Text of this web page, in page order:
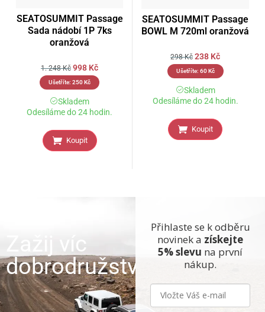
SEATOSUMMIT Passage
Sada nádobí 1P 7ks
oranžová
1. 248Kč 998 Kč
Ušetříte: 250Kč
Skladem
Odesíláme do 24 hodin.
Koupit
SEATOSUMMIT Passage
BOWL M 720ml oranžová
298Kč 238 Kč
Ušetříte: 60Kč
Skladem
Odesíláme do 24 hodin.
Koupit
Zažij víc
dobrodružství
Přihlaste se k odběru
novinek a získejte
5% slevu na první
nákup.